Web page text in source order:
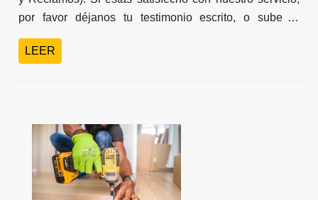
por favor déjanos tu testimonio escrito, o sube tu
grabación o video. Igualmente si deseas que
mejoremos algo déjanos tu comentario. Máximo en
LEER